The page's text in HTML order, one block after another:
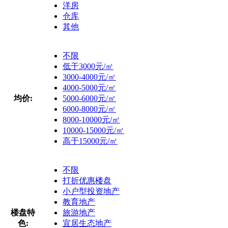
洋房
仓库
其他
均价:
不限
低于3000元/㎡
3000-4000元/㎡
4000-5000元/㎡
5000-6000元/㎡
6000-8000元/㎡
8000-10000元/㎡
10000-15000元/㎡
高于15000元/㎡
楼盘特
色:
不限
打折优惠楼盘
小户型投资地产
教育地产
旅游地产
宜居生态地产